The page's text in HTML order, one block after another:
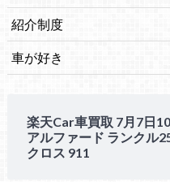
紹介制度
車が好き
楽天Car車買取 7月7日
アルファード ランクル
クロス 911